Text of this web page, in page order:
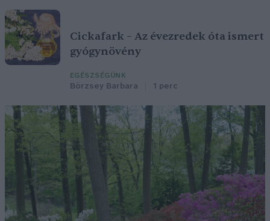
Cickafark – Az évezredek óta ismert
gyógynövény
EGÉSZSÉGÜNK
Börzsey Barbara 1 perc